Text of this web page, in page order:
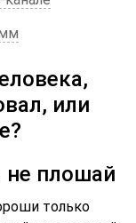
или
не плошай
только